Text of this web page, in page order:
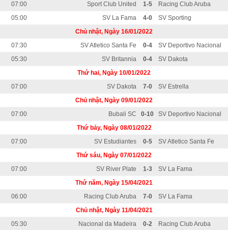
07:00
Sport Club United 1-5
Racing Club Aruba
05:00
SV La Fama 4-0
SV Sporting
Chủ nhật, Ngày 16/01/2022
07:30
SV Atletico Santa Fe 0-4
SV Deportivo Nacional
05:30
SV Britannia 0-4
SV Dakota
Thứ hai, Ngày 10/01/2022
07:00
SV Dakota 7-0
SV Estrella
Chủ nhật, Ngày 09/01/2022
07:00
Bubali SC 0-10
SV Deportivo Nacional
Thứ bảy, Ngày 08/01/2022
07:00
SV Estudiantes 0-5
SV Atletico Santa Fe
Thứ sáu, Ngày 07/01/2022
07:00
SV River Plate 1-3
SV La Fama
Thứ năm, Ngày 15/04/2021
06:00
Racing Club Aruba 7-0
SV La Fama
Chủ nhật, Ngày 11/04/2021
05:30
Nacional da Madeira 0-2
Racing Club Aruba